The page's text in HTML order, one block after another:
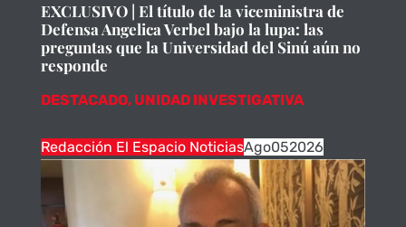
EXCLUSIVO | El título de la viceministra de
Defensa Angelica Verbel bajo la lupa: las
preguntas que la Universidad del Sinú aún no
responde
DESTACADO, UNIDAD INVESTIGATIVA
Redacción El Espacio NoticiasAgo052026